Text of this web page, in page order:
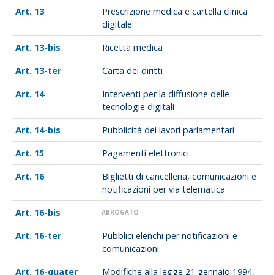
13
Prescrizione medica e cartella clinica
digitale
13-bis
Ricetta medica
13-ter
Carta dei diritti
14
Interventi per la diffusione delle
tecnologie digitali
14-bis
Pubblicità dei lavori parlamentari
15
Pagamenti elettronici
16
Biglietti di cancelleria, comunicazioni e
notificazioni per via telematica
16-bis
ABROGATO
16-ter
Pubblici elenchi per notificazioni e
comunicazioni
16-quater
Modifiche alla legge 21 gennaio 1994,